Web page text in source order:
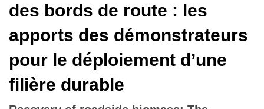
des bords de route : les
apports des démonstrateurs
pour le déploiement d’une
filière durable